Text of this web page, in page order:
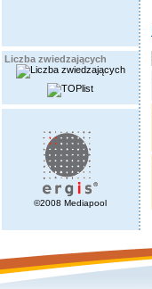
Liczba zwiedzających
©2008 Mediapool